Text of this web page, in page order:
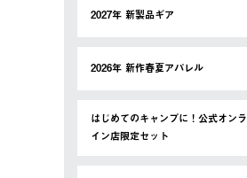
2027年 新製品ギア
2026年 新作春夏アパレル
はじめてのキャンプに！公式オンラ
イン店限定セット